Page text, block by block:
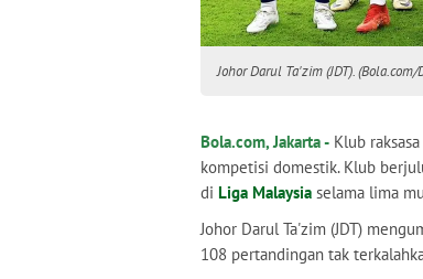
Johor Darul Ta'zim (JDT). (Bola.com/
Bola.com, Jakarta - Klub
kompetisi domestik. Klub
di Liga Malaysia selama lima
Johor Darul Ta'zim (JDT)
108 pertandingan tak